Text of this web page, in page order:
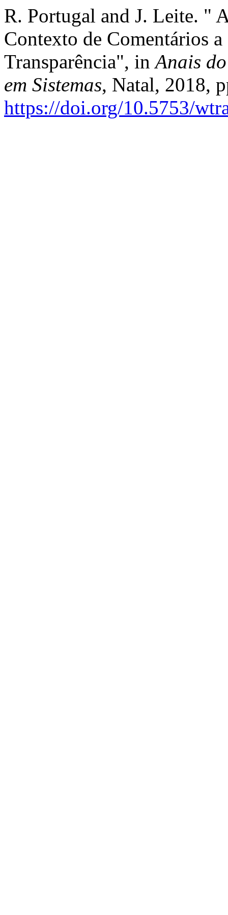
R. Portugal and J. Leite. "
Contexto de Comentários
Transparência", inAnais
em Sistemas, Natal, 2018,
https://doi.org/10.5753/